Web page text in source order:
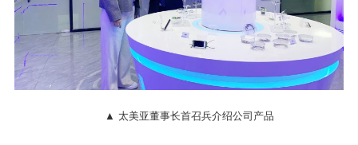
▲ 太美亚董事长首召兵介绍公司产品